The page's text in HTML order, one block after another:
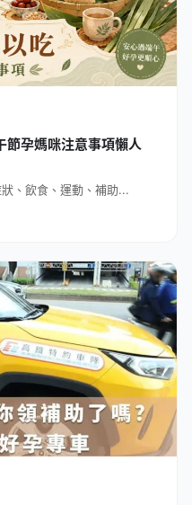
孕媽咪注意事項懶人
、飲食、運動、補助...